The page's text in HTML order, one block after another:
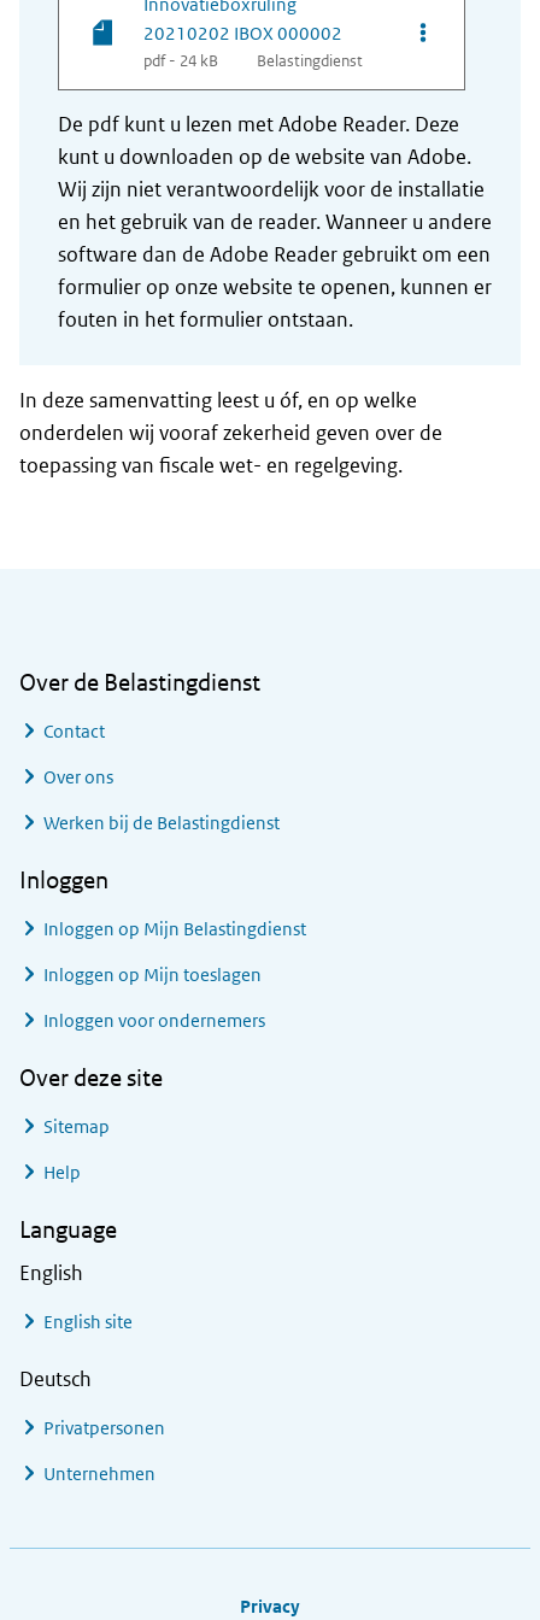
20210202 IBOX 000002
pdf - 24 kB Belastingdienst
Opties van
De pdf kunt u lezen met Adobe Reader. Deze
kunt u downloaden op de website van Adobe.
Wij zijn niet verantwoordelijk voor de installatie
en het gebruik van de reader. Wanneer u andere
software dan de Adobe Reader gebruikt om een
formulier op onze website te openen, kunnen er
fouten in het formulier ontstaan.
In deze samenvatting leest u óf, en op welke
onderdelen wij vooraf zekerheid geven over de
toepassing van fiscale wet- en regelgeving.
Over de Belastingdienst
Contact
Over ons
Werken bij de Belastingdienst
Inloggen
Inloggen op Mijn Belastingdienst
Inloggen op Mijn toeslagen
Inloggen voor ondernemers
Over deze site
Sitemap
Help
Language
English
English site
Deutsch
Privatpersonen
Unternehmen
Privacy